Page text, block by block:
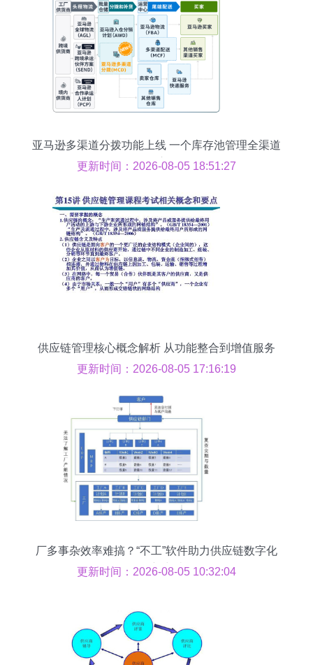
亚马逊多渠道分拨功能上线 一个库存池管理全渠道
供货，优化供应链管理服务
更新时间：2026-08-05 18:51:27
供应链管理核心概念解析 从功能整合到增值服务
更新时间：2026-08-05 17:16:19
厂多事杂效率难搞？“不工”软件助力供应链数字化
转型新突破
更新时间：2026-08-05 10:32:04